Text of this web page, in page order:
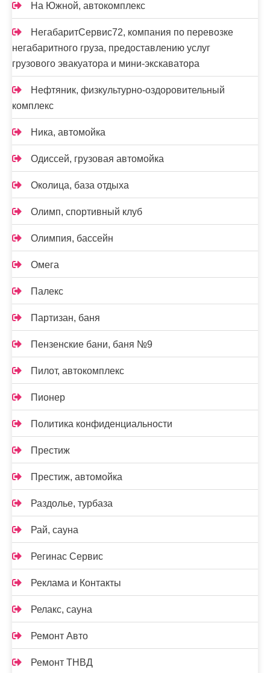
На Южной, автокомплекс
НегабаритСервис72, компания по перевозке
негабаритного груза, предоставлению услуг
грузового эвакуатора и мини-экскаватора
Нефтяник, физкультурно-оздоровительный
комплекс
Ника, автомойка
Одиссей, грузовая автомойка
Околица, база отдыха
Олимп, спортивный клуб
Олимпия, бассейн
Омега
Палекс
Партизан, баня
Пензенские бани, баня №9
Пилот, автокомплекс
Пионер
Политика конфиденциальности
Престиж
Престиж, автомойка
Раздолье, турбаза
Рай, сауна
Регинас Сервис
Реклама и Контакты
Релакс, сауна
Ремонт Авто
Ремонт ТНВД